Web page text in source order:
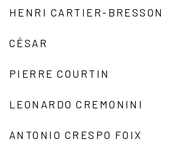
HENRI CARTIER-BRESSON
CÉSAR
PIERRE COURTIN
LEONARDO CREMONINI
ANTONIO CRESPO FOIX